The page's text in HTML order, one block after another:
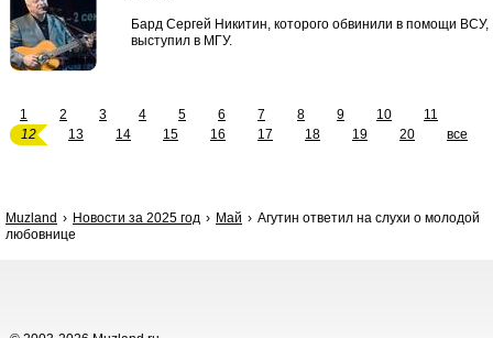
Бард Сергей Никитин, которого обвинили в помощи ВСУ,
выступил в МГУ.
1 2 3 4 5 6 7 8 9 10
11
12
13 14 15 16 17 18 19 20 все
Muzland Новости за 2025 год Май
Агутин ответил на слухи о молодой
любовнице